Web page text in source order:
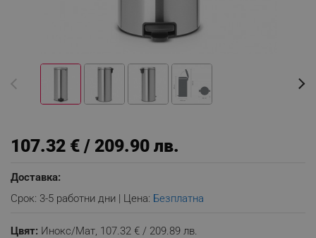
107.32 € / 209.90 лв.
Доставка:
Срок: 3-5 работни дни | Цена: Безплатна
Цвят: Инокс/Мат, 107.32 € / 209.89 лв.